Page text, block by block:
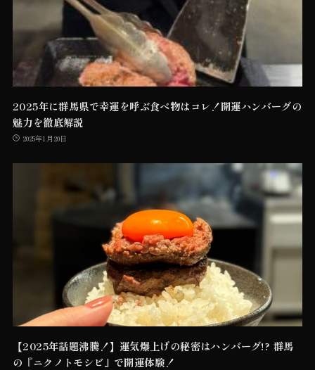
2025年に群馬県で幸運を呼ぶ食べ物はコレ！開運ハンバーグの
魅力を徹底解説
2025年1月20日
【2025年話題沸騰！】運気爆上げの秘密はハンバーグ!? 群馬
の『ニクノトモシビ』で開運体験！